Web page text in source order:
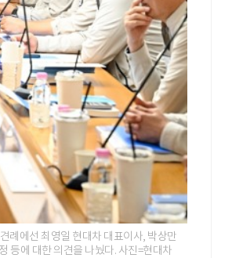
례에선 최영일 현대차 대표이사, 박상만
등에 대한 의견을 나눴다. 사진=현대차